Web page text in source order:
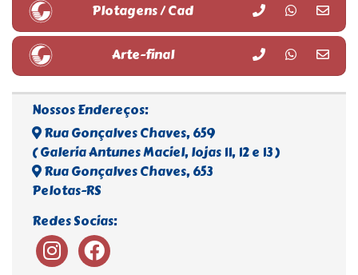
Plotagens / Cad
Arte-final
Nossos Endereços:
Rua Gonçalves Chaves, 659
( Galeria Antunes Maciel, lojas 11, 12 e 13 )
Rua Gonçalves Chaves, 653
Pelotas-RS
Redes Socias: